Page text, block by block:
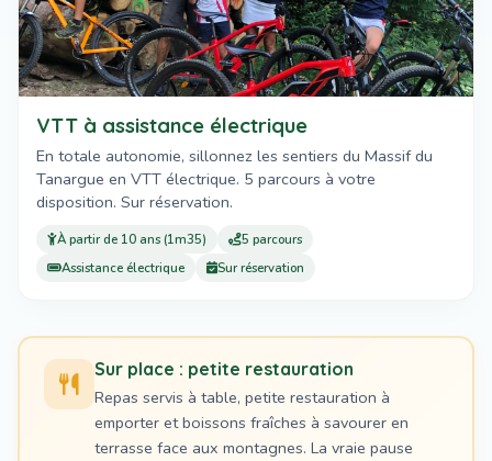
VTT à assistance électrique
En totale autonomie, sillonnez les sentiers du Massif du
Tanargue en VTT électrique. 5 parcours à votre
disposition. Sur réservation.
À partir de 10 ans (1m35)
5 parcours
Assistance électrique
Sur réservation
Sur place : petite restauration
Repas servis à table, petite restauration à
emporter et boissons fraîches à savourer en
terrasse face aux montagnes. La vraie pause